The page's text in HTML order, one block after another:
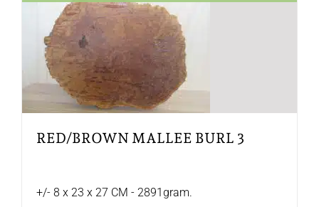
RED/BROWN MALLEE BURL 3
+/- 8 x 23 x 27 CM - 2891gram.